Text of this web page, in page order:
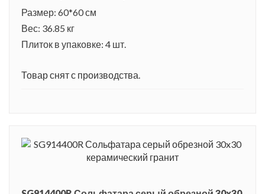
Размер: 60*60 см
Вес: 36.85 кг
Плиток в упаковке: 4 шт.
Товар снят с производства.